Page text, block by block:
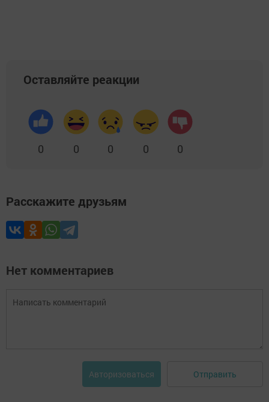
Оставляйте реакции
0 0 0 0 0
Расскажите друзьям
Нет комментариев
Авторизоваться Отправить